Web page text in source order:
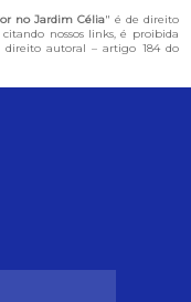
no Jardim Célia" é de direito
nossos links, é proibida
autoral – artigo 184 do